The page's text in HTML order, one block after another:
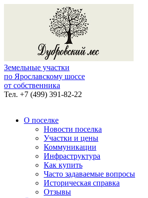
Земельные участки
по Ярославскому шоссе
от собственника
Тел. +7 (499) 391-82-22
О поселке
Новости поселка
Участки и цены
Коммуникации
Инфраструктура
Как купить
Часто задаваемые вопросы
Историческая справка
Отзывы